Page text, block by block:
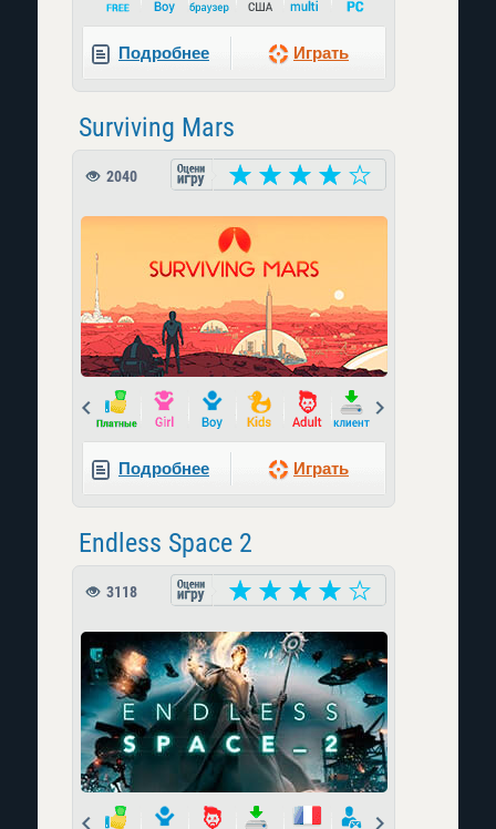
Подробнее Играть
Surviving Mars
2040
Prev
Подробнее Играть
Endless Space 2
3118
Prev